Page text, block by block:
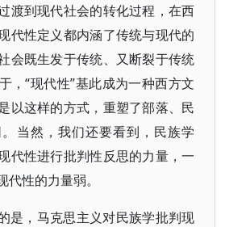
渡到现代社会的转化过程，在西
代性定义都内涵了传统与现代的
会既生发于传统、又断裂于传统
，“现代性”基此成为一种西方文
以这样的方式，重塑了部落、民
当然，我们还要看到，民族学
代性进行批判性反思的力量，一
性的力量弱。
是，马克思主义对民族学批判现